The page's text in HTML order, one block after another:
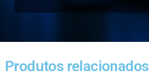
Produtos relacionados